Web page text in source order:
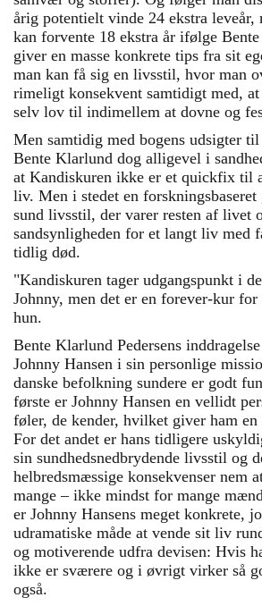
årig potentielt vinde 24 ekstra leveår,
kan forvente 18 ekstra år ifølge
giver en masse konkrete tips fra sit
man kan få sig en livsstil, hvor man
rimeligt konsekvent samtidigt med,
selv lov til indimellem at dovne og
Men samtidig med bogens udsigter
Bente Klarlund dog alligevel i
at Kandiskuren ikke er et quickfix til
liv. Men i stedet en
sund livsstil, der varer resten af livet
sandsynligheden for et langt liv med
tidlig død.
"Kandiskuren tager udgangspunkt i
Johnny, men det er en forever-kur
hun.
Bente Klarlund Pedersens
Johnny Hansen i sin personlige
danske befolkning sundere er godt
første er Johnny Hansen en vellidt
føler, de kender, hvilket giver ham
For det andet er hans tidligere
sin sundhedsnedbrydende livsstil og
helbredsmæssige konsekvenser nem
mange – ikke mindst for mange
er Johnny Hansens meget konkrete,
udramatiske måde at vende sit liv
og motiverende udfra devisen: Hvis
ikke er sværere og i øvrigt virker så
også.